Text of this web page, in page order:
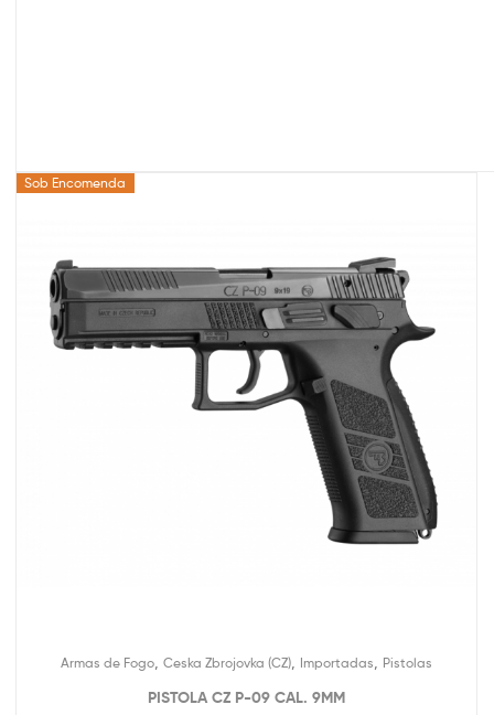
Sob Encomenda
Armas de Fogo Ceska Zbrojovka (CZ) Importadas Pistolas
PISTOLA CZ P-09 CAL. 9MM